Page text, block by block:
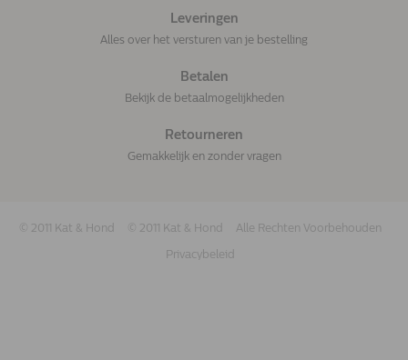
Leveringen
Alles over het versturen van je bestelling
Betalen
Bekijk de betaalmogelijkheden
Retourneren
Gemakkelijk en zonder vragen
© 2011 Kat & Hond © 2011 Kat & Hond Alle Rechten Voorbehouden
Privacybeleid